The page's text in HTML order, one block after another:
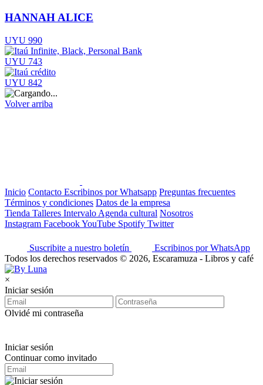
HANNAH ALICE
UYU 990
UYU 743
UYU 842
Volver arriba
Inicio Contacto Escribinos por Whatsapp Preguntas frecuentes
Términos y condiciones Datos de la empresa
Tienda Talleres Intervalo Agenda cultural Nosotros
Instagram FacebookYouTube Spotify Twitter
Suscribite a nuestro boletín
Escribinos por WhatsApp
Todos los derechos reservados © 2026, Escaramuza - Libros y café
×
Iniciar sesión
Olvidé mi contraseña
Iniciar sesión
Continuar como invitado